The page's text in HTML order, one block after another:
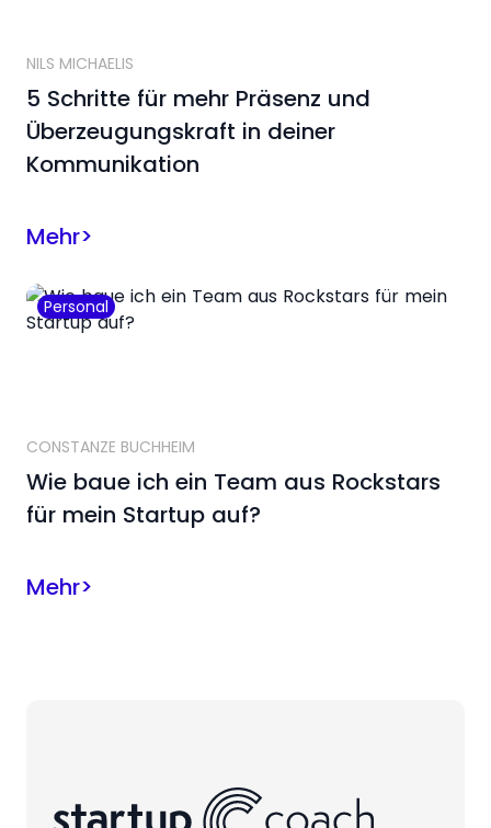
NILS MICHAELIS
5 Schritte für mehr Präsenz und
Überzeugungskraft in deiner
Kommunikation
Mehr>
Personal
CONSTANZE BUCHHEIM
Wie baue ich ein Team aus Rockstars
für mein Startup auf?
Mehr>